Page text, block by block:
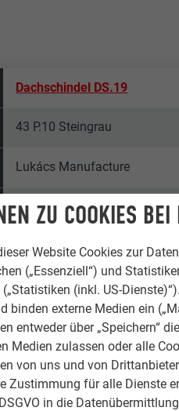
ZU COOKIES BEI
Website Cookies zur
(„Essenziell“) und
(inkl. US-
binden externe Medien ein
entweder über „Speichern“
Medien zulassen oder alle
von uns und von
Zustimmung für alle Dienste
in die
Dachschindel DS.19
43 P.10 Steingrau
Lukács Manufacture
Lukács Manufacture
Rumänien
Bicaz-Klamm
Alpine Hütten
© PREFA | Lehel Lukács